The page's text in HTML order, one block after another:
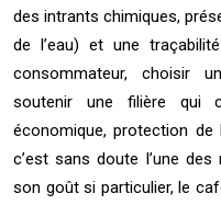
des intrants chimiques,
de l’eau) et une
consommateur, choisir
soutenir une filière qui
économique, protection
c’est sans doute l’une
son goût si particulier, le